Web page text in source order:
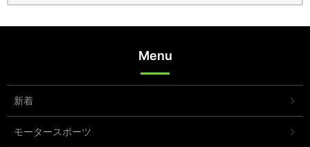
Menu
新着
モータースポーツ